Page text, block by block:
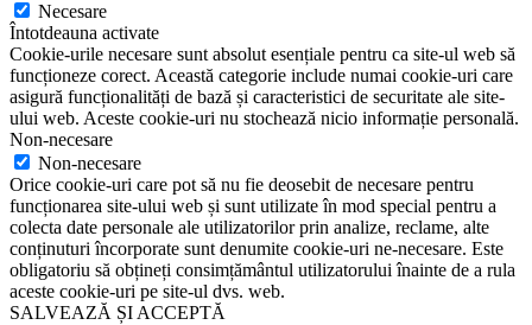
Necesare
Întotdeauna activate
Cookie-urile necesare sunt absolut esențiale pentru ca site-ul web să
funcționeze corect. Această categorie include numai cookie-uri care
asigură funcționalități de bază și caracteristici de securitate ale site-
ului web. Aceste cookie-uri nu stochează nicio informație personală.
Non-necesare
Non-necesare
Orice cookie-uri care pot să nu fie deosebit de necesare pentru
funcționarea site-ului web și sunt utilizate în mod special pentru a
colecta date personale ale utilizatorilor prin analize, reclame, alte
conținuturi încorporate sunt denumite cookie-uri ne-necesare. Este
obligatoriu să obțineți consimțământul utilizatorului înainte de a rula
aceste cookie-uri pe site-ul dvs. web.
SALVEAZĂ ȘI ACCEPTĂ